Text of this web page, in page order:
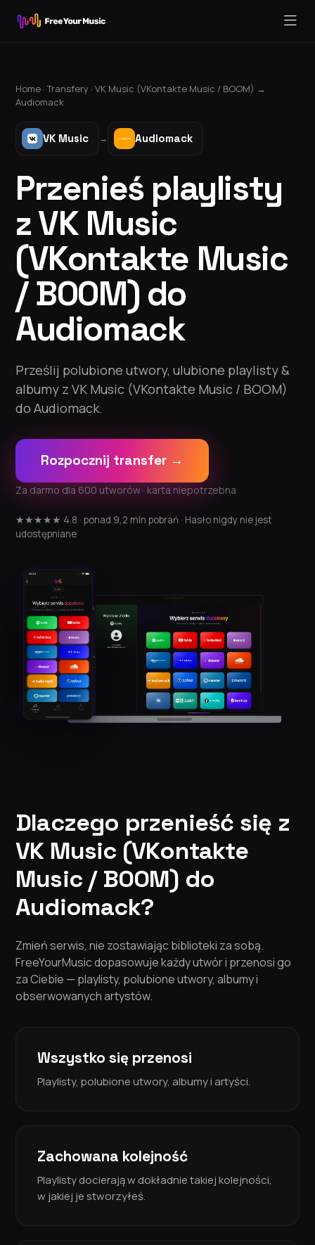
Home ·Transfery · VK Music (VKontakte Music / BOOM) →
Audiomack
VK Music → Audiomack
Przenieś playlisty
z VK Music
(VKontakte Music
/ BOOM) do
Audiomack
Prześlij polubione utwory, ulubione playlisty &
albumy z VK Music (VKontakte Music / BOOM)
do Audiomack.
Rozpocznij transfer →
Za darmo dla 600 utworów · karta niepotrzebna
★★★★★ 4.8 · ponad 9,2 mln pobrań · Hasło nigdy nie jest
udostępniane
Dlaczego przenieść się z
VK Music (VKontakte
Music / BOOM) do
Audiomack?
Zmień serwis, nie zostawiając biblioteki za sobą.
FreeYourMusic dopasowuje każdy utwór i przenosi go
za Ciebie — playlisty, polubione utwory, albumy i
obserwowanych artystów.
Wszystko się przenosi
Playlisty, polubione utwory, albumy i artyści.
Zachowana kolejność
Playlisty docierają w dokładnie takiej kolejności,
w jakiej je stworzyłeś.